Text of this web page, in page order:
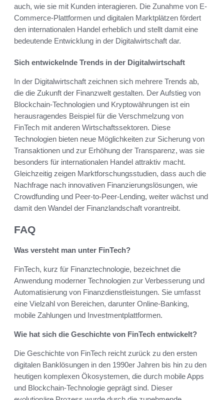
auch, wie sie mit Kunden interagieren. Die Zunahme von E-
Commerce-Plattformen und digitalen Marktplätzen fördert
den internationalen Handel erheblich und stellt damit eine
bedeutende Entwicklung in der Digitalwirtschaft dar.
Sich entwickelnde Trends in der Digitalwirtschaft
In der Digitalwirtschaft zeichnen sich mehrere Trends ab,
die die Zukunft der Finanzwelt gestalten. Der Aufstieg von
Blockchain-Technologien und Kryptowährungen ist ein
herausragendes Beispiel für die Verschmelzung von
FinTech mit anderen Wirtschaftssektoren. Diese
Technologien bieten neue Möglichkeiten zur Sicherung von
Transaktionen und zur Erhöhung der Transparenz, was sie
besonders für internationalen Handel attraktiv macht.
Gleichzeitig zeigen Marktforschungsstudien, dass auch die
Nachfrage nach innovativen Finanzierungslösungen, wie
Crowdfunding und Peer-to-Peer-Lending, weiter wächst und
damit den Wandel der Finanzlandschaft vorantreibt.
FAQ
Was versteht man unter FinTech?
FinTech, kurz für Finanztechnologie, bezeichnet die
Anwendung moderner Technologien zur Verbesserung und
Automatisierung von Finanzdienstleistungen. Sie umfasst
eine Vielzahl von Bereichen, darunter Online-Banking,
mobile Zahlungen und Investmentplattformen.
Wie hat sich die Geschichte von FinTech entwickelt?
Die Geschichte von FinTech reicht zurück zu den ersten
digitalen Banklösungen in den 1990er Jahren bis hin zu den
heutigen komplexen Ökosystemen, die durch mobile Apps
und Blockchain-Technologie geprägt sind. Dieser